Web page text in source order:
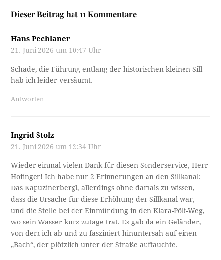
Dieser Beitrag hat 11 Kommentare
Hans Pechlaner
21. Juni 2026 um 10:47 Uhr
Schade, die Führung entlang der historischen kleinen Sill
hab ich leider versäumt.
Antworten
Ingrid Stolz
21. Juni 2026 um 12:34 Uhr
Wieder einmal vielen Dank für diesen Sonderservice, Herr
Hofinger! Ich habe nur 2 Erinnerungen an den Sillkanal:
Das Kapuzinerbergl, allerdings ohne damals zu wissen,
dass die Ursache für diese Erhöhung der Sillkanal war,
und die Stelle bei der Einmündung in den Klara-Pölt-Weg,
wo sein Wasser kurz zutage trat. Es gab da ein Geländer,
von dem ich ab und zu fasziniert hinuntersah auf einen
„Bach“, der plötzlich unter der Straße auftauchte.